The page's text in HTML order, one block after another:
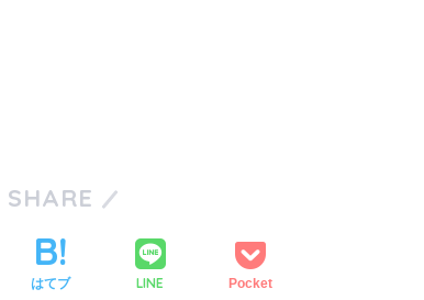
SHARE
はてブ LINE Pocket